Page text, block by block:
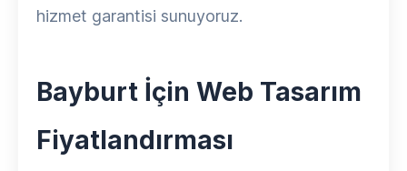
hizmet garantisi sunuyoruz.
Bayburt İçin Web Tasarım
Fiyatlandırması